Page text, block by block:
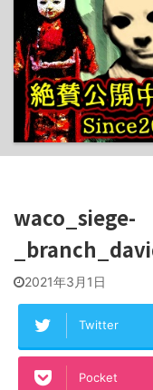
waco_siege-
2021年3月1日
Twitter
Pocket